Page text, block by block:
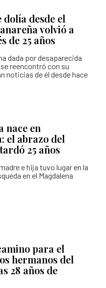
dolía desde el
volvió a
de 25 años
dada por desaparecida
reencontró con su
noticias de él desde hace
nace en
el abrazo del
25 años
e hija tuvo lugar en la
en el Magdalena
para el
hermanos del
28 años de